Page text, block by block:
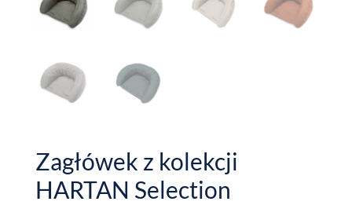
Zagłówek z kolekcji
HARTAN Selection